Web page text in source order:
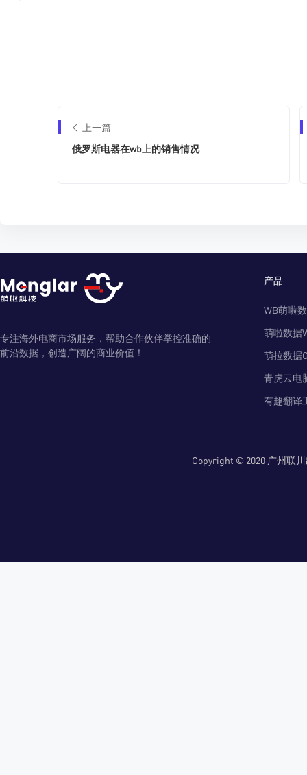
上一篇
俄罗斯电器在wb上的销售情况
专注海外电商市场服务，帮助合作伙伴掌控准确的
前沿数据，创造广阔的商业价值！
产品
WB萌啦
萌啦数据
萌拉数据
青虎云电
有趣翻译
Copyright © 2020 广州联